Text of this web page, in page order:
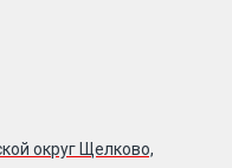
округ Щелково,